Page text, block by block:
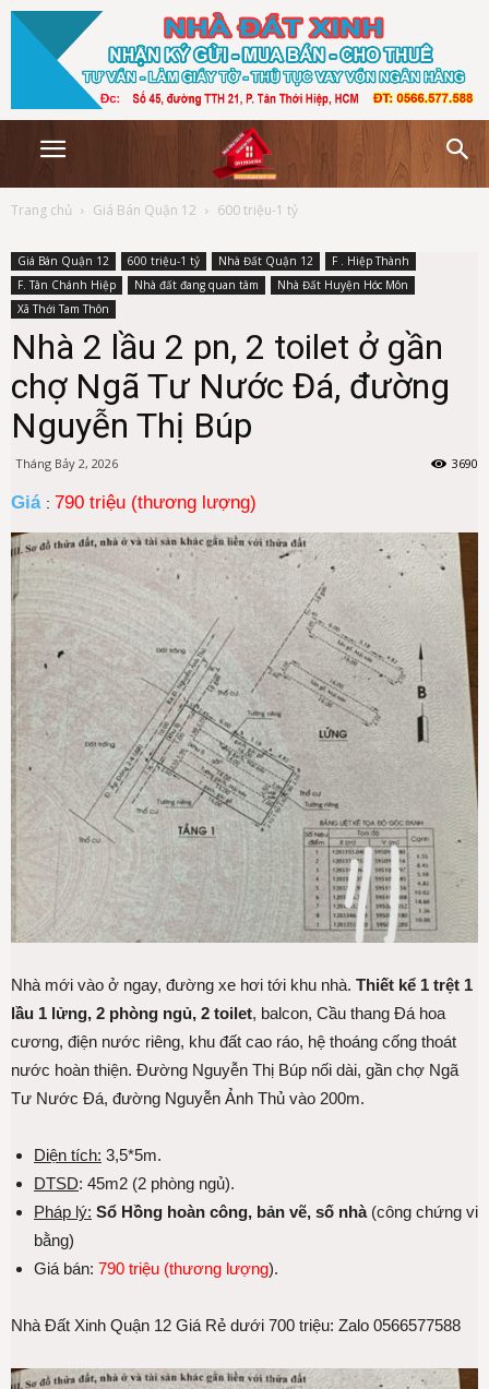
Trang chủ Giá Bán Quận 12 600 triệu-1 tỷ
Giá Bán Quận 12 600 triệu-1 tỷ Nhà Đất Quận 12
F . Hiệp Thành
F. Tân Chánh Hiệp
Nhà đất đang quan tâm
Nhà Đất Huyện Hóc Môn
Xã Thới Tam Thôn
Nhà 2 lầu 2 pn, 2 toilet ở gần
chợ Ngã Tư Nước Đá, đường
Nguyễn Thị Búp
Tháng Bảy 2, 2026 3690
Giá : 790 triệu (thương lượng)
Nhà mới vào ở ngay, đường xe hơi tới khu nhà. Thiết kể 1 trệt 1
lầu 1 lửng, 2 phòng ngủ, 2 toilet, balcon, Cầu thang Đá hoa
cương, điện nước riêng, khu đất cao ráo, hệ thoáng cống thoát
nước hoàn thiện. Đường Nguyễn Thị Búp nối dài, gần chợ Ngã
Tư Nước Đá, đường Nguyễn Ảnh Thủ vào 200m.
Diện tích: 3,5*5m.
DTSD: 45m2 (2 phòng ngủ).
Pháp lý: Sổ Hồng hoàn công, bản vẽ, số nhà(công chứng vi
bằng)
Giá bán: 790 triệu (thương lượng).
Nhà Đất Xinh Quận 12 Giá Rẻ dưới 700 triệu: Zalo 0566577588